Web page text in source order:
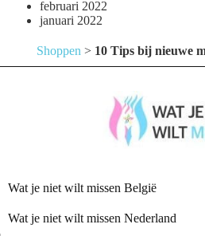
februari 2022
januari 2022
Shoppen > 10 Tips bij nieuwe
Wat je niet wilt missen België
Wat je niet wilt missen Nederland